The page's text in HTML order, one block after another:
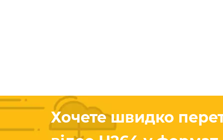
Хочете швидко